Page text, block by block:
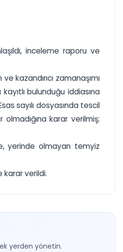
inceleme raporu ve
kazandırıcı zamanaşımı
bulunduğu iddiasına
sayılı dosyasında tescil
karar verilmiş;
yerinde olmayan temyiz
karar verildi.
yerden yönetin.